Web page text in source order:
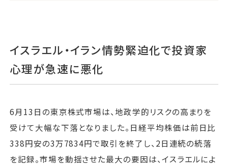
イスラエル・イラン情勢緊迫化で投資家
心理が急速に悪化
6月13日の東京株式市場は、地政学的リスクの高まりを
受けて大幅な下落となりました。日経平均株価は前日比
338円安の3万7834円で取引を終了し、2日連続の続落
を記録。市場を動揺させた最大の要因は、イスラエルによ